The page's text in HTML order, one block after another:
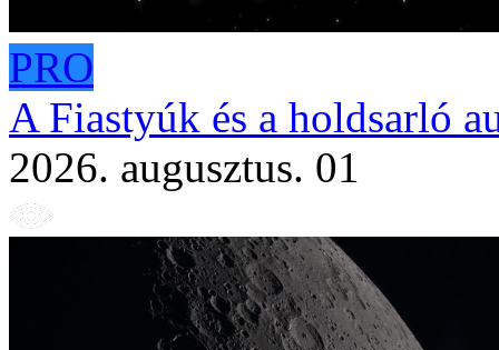
PRO
A Fiastyúk és a holdsarló
2026. augusztus. 01